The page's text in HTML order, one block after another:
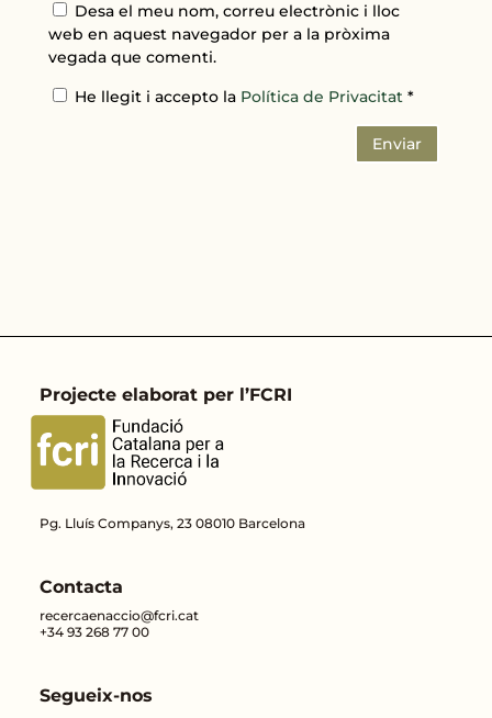
Desa el meu nom, correu electrònic i lloc
web en aquest navegador per a la pròxima
vegada que comenti.
He llegit i accepto la Política de Privacitat*
Enviar
Projecte elaborat per l’FCRI
Pg. Lluís Companys, 23 08010 Barcelona
Contacta
recercaenaccio@fcri.cat
+34 93 268 77 00
Segueix-nos